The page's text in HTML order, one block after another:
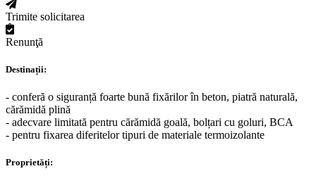
Trimite solicitarea
Renunţă
Destinații:
- conferă o siguranță foarte bună fixărilor în beton, piatră naturală,
cărămidă plină
- adecvare limitată pentru cărămidă goală, bolțari cu goluri, BCA
- pentru fixarea diferitelor tipuri de materiale termoizolante
Proprietăți: